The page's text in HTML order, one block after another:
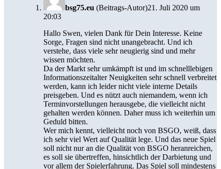
bsg75.eu (Beitrags-Autor)21. Juli 2020 um
20:03
Hallo Swen, vielen Dank für Dein Interesse. Keine
Sorge, Fragen sind nicht unangebracht. Und ich
verstehe, dass viele sehr neugierig sind und mehr
wissen möchten.
Da der Markt sehr umkämpft ist und im schnelllebigen
Informationszeitalter Neuigkeiten sehr schnell verbreitet
werden, kann ich leider nicht viele interne Details
preisgeben. Und es nützt auch niemandem, wenn ich
Terminvorstellungen herausgebe, die vielleicht nicht
gehalten werden können. Daher muss ich weiterhin um
Geduld bitten.
Wer mich kennt, vielleicht noch von BSGO, weiß, dass
ich sehr viel Wert auf Qualität lege. Und das neue Spiel
soll nicht nur an die Qualität von BSGO heranreichen,
es soll sie übertreffen, hinsichtlich der Darbietung und
vor allem der Spielerfahrung. Das Spiel soll mindestens